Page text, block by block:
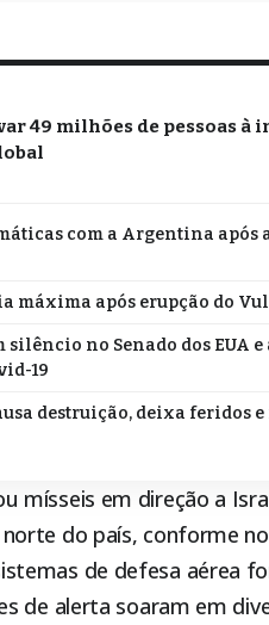
49 milhões de pessoas à
com a Argentina após
máxima após erupção do
no Senado dos EUA e
19
destruição, deixa feridos
mísseis em direção a
do país, conforme
de defesa aérea
de alerta soaram em